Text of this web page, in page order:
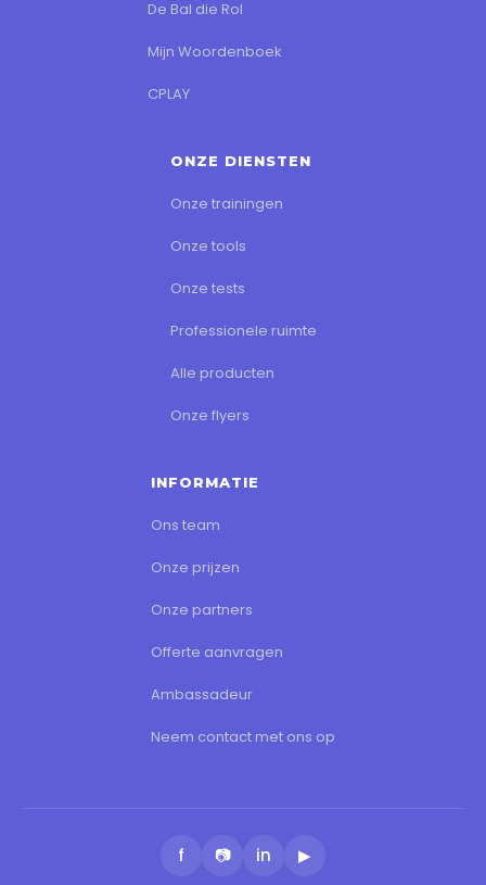
De Bal die Rol
Mijn Woordenboek
CPLAY
ONZE DIENSTEN
Onze trainingen
Onze tools
Onze tests
Professionele ruimte
Alle producten
Onze flyers
INFORMATIE
Ons team
Onze prijzen
Onze partners
Offerte aanvragen
Ambassadeur
Neem contact met ons op
f 📷 in ▶